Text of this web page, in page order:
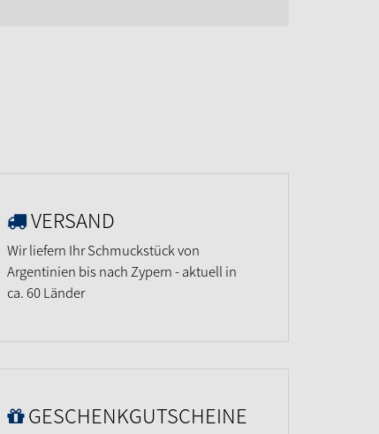
VERSAND
Wir liefern Ihr Schmuckstück von
Argentinien bis nach Zypern - aktuell in
ca. 60 Länder
GESCHENKGUTSCHEINE